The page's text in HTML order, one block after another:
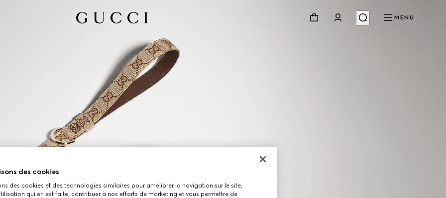
MENU
des cookies
des cookies et des technologies similaires pour améliorer la navigation sur le site,
qui en est faite, contribuer à nos efforts de marketing et vous permettre de